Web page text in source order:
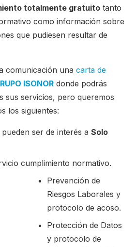
totalmente gratuito tanto
como información sobre
que pudiesen resultar de
comunicación una carta de
ISONOR donde podrás
sus servicios, pero queremos
los siguientes:
ser de interés a Solo
cumplimiento normativo.
Prevención de
Riesgos Laborales y
protocolo de acoso.
Protección de Datos
y protocolo de